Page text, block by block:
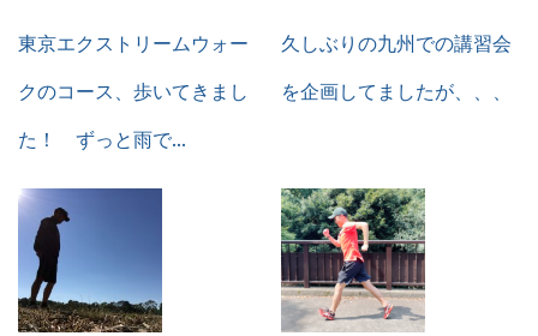
東京エクストリームウォー
クのコース、歩いてきまし
た！ ずっと雨で…
久しぶりの九州での講習会
を企画してましたが、、、